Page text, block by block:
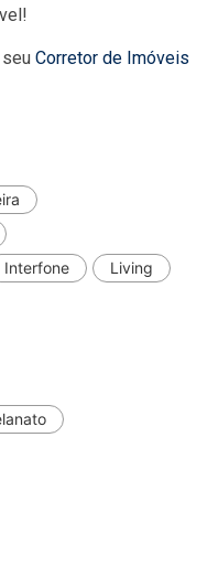
seu Corretor de Imóveis
Interfone
Living